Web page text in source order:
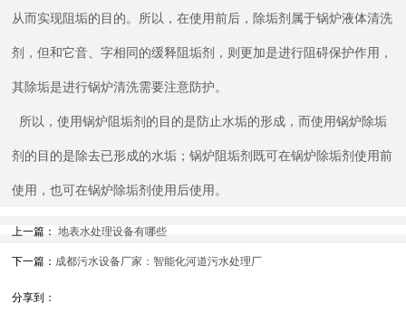
从而实现阻垢的目的。所以，在使用前后，除垢剂属于锅炉液体清洗
剂，但和它音、字相同的缓释阻垢剂，则更加是进行阻碍保护作用，
其除垢是进行锅炉清洗需要注意防护。
所以，使用锅炉阻垢剂的目的是防止水垢的形成，而使用锅炉除垢
剂的目的是除去已形成的水垢；锅炉阻垢剂既可在锅炉除垢剂使用前
使用，也可在锅炉除垢剂使用后使用。
上一篇： 地表水处理设备有哪些
下一篇： 成都污水设备厂家：智能化河道污水处理厂
分享到：